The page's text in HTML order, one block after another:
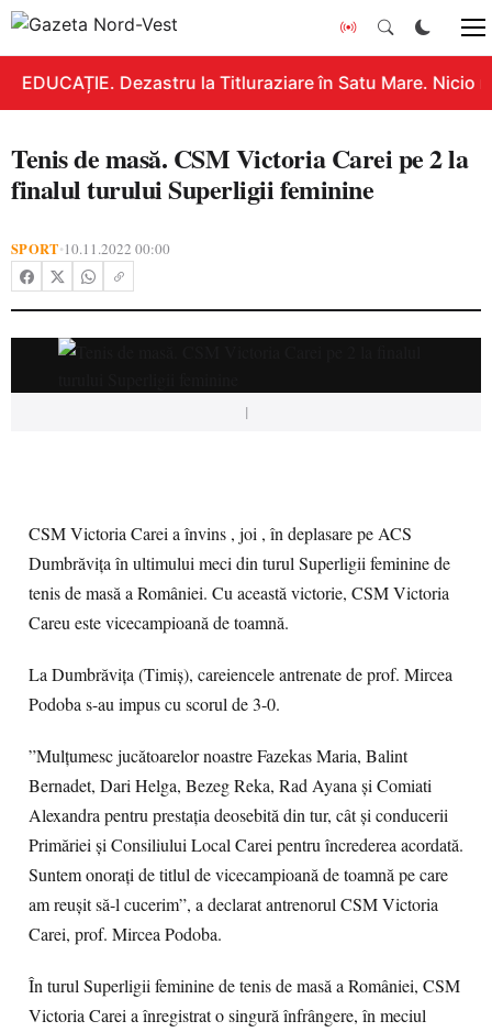
EDUCAȚIE. Dezastru la Titluraziare în Satu Mare. Nicio
Tenis de masă. CSM Victoria Carei pe 2 la
finalul turului Superligii feminine
SPORT•10.11.2022 00:00
|
CSM Victoria Carei a învins , joi , în deplasare pe ACS
Dumbrăvița în ultimului meci din turul Superligii feminine de
tenis de masă a României. Cu această victorie, CSM Victoria
Careu este vicecampioană de toamnă.
La Dumbrăvița (Timiș), careiencele antrenate de prof. Mircea
Podoba s-au impus cu scorul de 3-0.
”Mulțumesc jucătoarelor noastre Fazekas Maria, Balint
Bernadet, Dari Helga, Bezeg Reka, Rad Ayana și Comiati
Alexandra pentru prestația deosebită din tur, cât și conducerii
Primăriei și Consiliului Local Carei pentru încrederea acordată.
Suntem onorați de titlul de vicecampioană de toamnă pe care
am reușit să-l cucerim”, a declarat antrenorul CSM Victoria
Carei, prof. Mircea Podoba.
În turul Superligii feminine de tenis de masă a României, CSM
Victoria Carei a înregistrat o singură înfrângere, în meciul